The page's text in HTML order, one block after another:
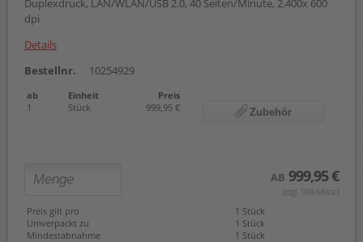
Duplexdruck, LAN/WLAN/USB 2.0, 40 Seiten/Minute, 2.400x 600
dpi
Details
Bestellnr.
10254929
ab Einheit
Preis
1
Stück 999,95 € Zubehör
AB 999,95 €
(zzgl. 19% Mwst.)
Preis gilt pro
1 Stück
Umverpackt zu
1 Stück
Mindestabnahme
1 Stück